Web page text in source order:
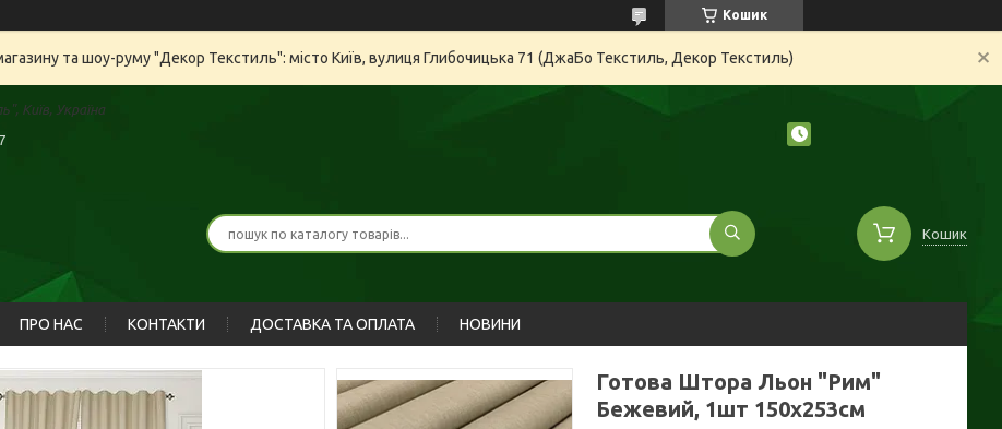
Кошик
та шоу-руму "Декор Текстиль": місто Київ, вулиця Глибочицька 71 (ДжаБо Текстиль, Декор Текстиль)
Київ, Україна
Кошик
ПРО НАС КОНТАКТИ ДОСТАВКА ТА ОПЛАТА НОВИНИ
Готова Штора Льон "Рим"
Бежевий, 1шт 150х253см